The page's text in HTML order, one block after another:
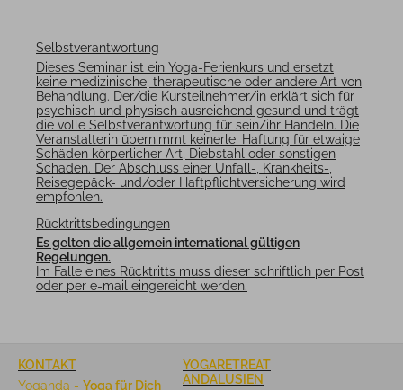
Selbstverantwortung
Dieses Seminar ist ein Yoga-Ferienkurs und ersetzt
keine medizinische, therapeutische oder andere Art von
Behandlung. Der/die Kursteilnehmer/in erklärt sich für
psychisch und physisch ausreichend gesund und trägt
die volle Selbstverantwortung für sein/ihr Handeln. Die
Veranstalterin übernimmt keinerlei Haftung für etwaige
Schäden körperlicher Art, Diebstahl oder sonstigen
Schäden. Der Abschluss einer Unfall-, Krankheits-,
Reisegepäck- und/oder Haftpflichtversicherung wird
empfohlen.
Rücktrittsbedingungen
Es gelten die allgemein international gültigen
Regelungen.
Im Falle eines Rücktritts muss dieser schriftlich per Post
oder per e-mail eingereicht werden.
KONTAKT
Yoganda - Yoga für Dich
YOGARETREAT
ANDALUSIEN